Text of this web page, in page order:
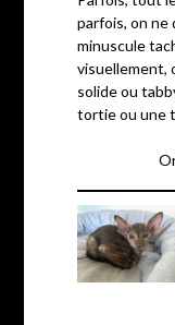
parfois, on
minuscule
visuellement,
solide ou
tortie ou une